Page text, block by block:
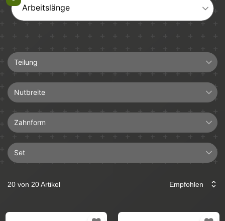
Arbeitslänge
Teilung
Nutbreite
Zahnform
Hartmetall
Set
Führungsschiene
20 von 20 Artikel